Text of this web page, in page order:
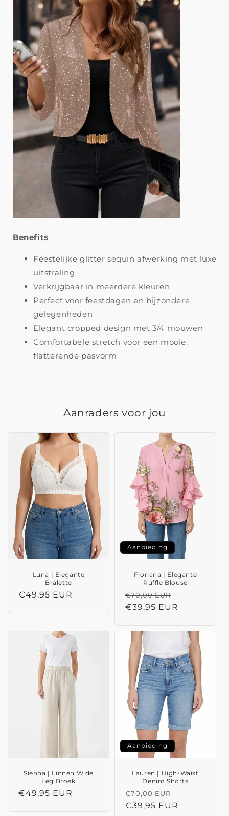
Benefits
Feestelijke glitter sequin afwerking met luxe
uitstraling
Verkrijgbaar in meerdere kleuren
Perfect voor feestdagen en bijzondere
gelegenheden
Elegant cropped design met 3/4 mouwen
Comfortabele stretch voor een mooie,
flatterende pasvorm
Aanraders voor jou
Luna | Elegante
Bralette
Normale
€49,95 EUR
Aanbieding
Floriana | Elegante
Ruffle Blouse
Normale
prijs
€70,00 EUR
€39,95 EUR
Sienna | Linnen Wide
Leg Broek
Normale
€49,95 EUR
Aanbieding
Lauren | High-Waist
Denim Shorts
Normale
prijs
€70,00 EUR
€39,95 EUR